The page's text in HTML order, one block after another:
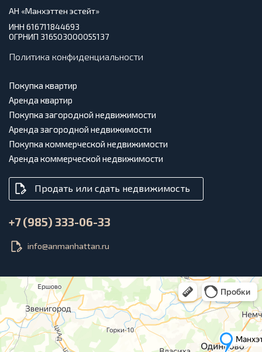
АН «Манхэттен эстейт»
ИНН 616711844693
ОГРНИП 316503000055137
Политика конфиденциальности
Покупка квартир
Аренда квартир
Покупка загородной недвижимости
Аренда загородной недвижимости
Покупка коммерческой недвижимости
Аренда коммерческой недвижимости
Продать или сдать недвижимость
+7 (985) 333-06-33
info@anmanhattan.ru